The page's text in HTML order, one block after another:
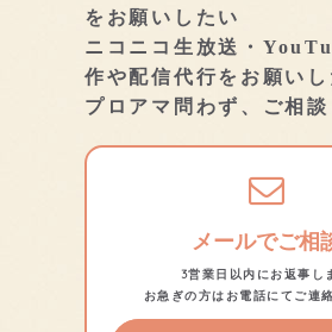
をお願いしたい
ニコニコ生放送・
作や配信代行をお願い
プロアマ問わず、ご相
メールでご相
3営業日以内にお返事し
お急ぎの方はお電話にてご連